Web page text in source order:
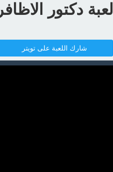
لعبة دكتور الاظافر
شارك اللعبة على تويتر